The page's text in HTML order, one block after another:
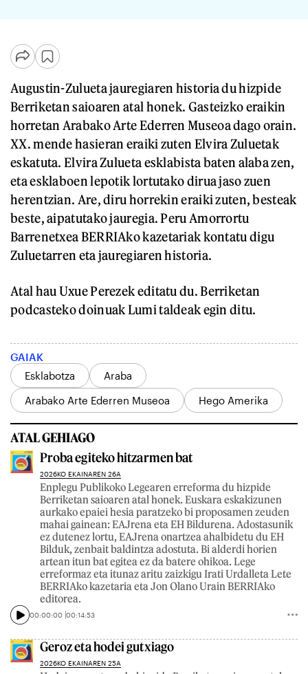
Augustin-Zulueta jauregiaren historia du hizpide
Berriketan saioaren atal honek. Gasteizko eraikin
horretan Arabako Arte Ederren Museoa dago orain.
XX. mende hasieran eraiki zuten Elvira Zuluetak
eskatuta. Elvira Zulueta esklabista baten alaba zen,
eta esklaboen lepotik lortutako dirua jaso zuen
herentzian. Are, diru horrekin eraiki zuten, besteak
beste, aipatutako jauregia. Peru Amorrortu
Barrenetxea BERRIAko kazetariak kontatu digu
Zuluetarren eta jauregiaren historia.
Atal hau Uxue Perezek editatu du. Berriketan
podcasteko doinuak Lumi taldeak egin ditu.
GAIAK
Esklabotza
Araba
Arabako Arte Ederren Museoa
Hego Amerika
ATAL GEHIAGO
Proba egiteko hitzarmen bat
2026KO EKAINAREN 26A
Enplegu Publikoko Legearen erreforma du hizpide
Berriketan saioaren atal honek. Euskara eskakizunen
aurkako epaiei hesia paratzeko bi proposamen zeuden
mahai gainean: EAJrena eta EH Bildurena. Adostasunik
ez dutenez lortu, EAJrena onartzea ahalbidetu du EH
Bilduk, zenbait baldintza adostuta. Bi alderdi horien
artean itun bat egitea ez da batere ohikoa. Lege
erreformaz eta itunaz aritu zaizkigu Irati Urdalleta Lete
BERRIAko kazetaria eta Jon Olano Urain BERRIAko
editorea.
00:00:00 00:14:53
Geroz eta hodei gutxiago
2026KO EKAINAREN 25A